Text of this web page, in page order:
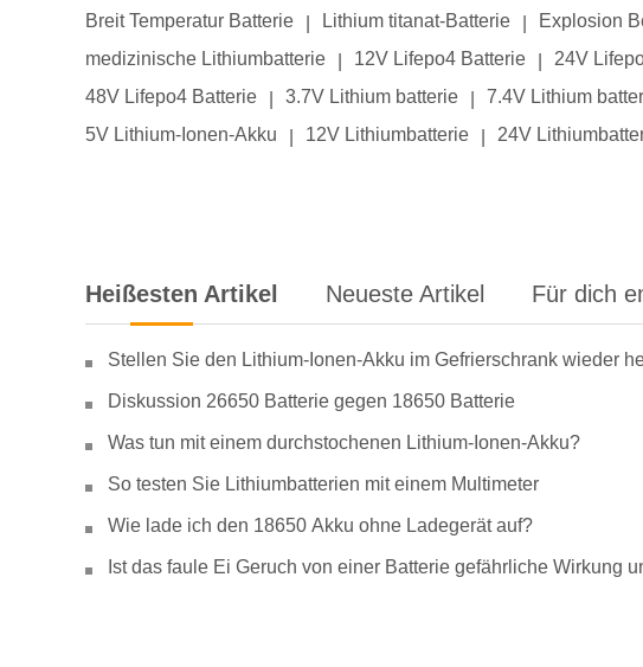
Breit Temperatur Batterie
Lithium titanat-Batterie Explosion
medizinische Lithiumbatterie
12V Lifepo4 Batterie 24V
48V Lifepo4 Batterie
3.7V Lithium batterie 7.4V Lithium
5V Lithium-Ionen-Akku
12V Lithiumbatterie 24V
Heißesten Artikel Neueste Artikel Für dich
Stellen Sie den Lithium-Ionen-Akku im Gefrierschrank wieder
Diskussion 26650 Batterie gegen 18650 Batterie
Was tun mit einem durchstochenen Lithium-Ionen-Akku?
So testen Sie Lithiumbatterien mit einem Multimeter
Wie lade ich den 18650 Akku ohne Ladegerät auf?
Ist das faule Ei Geruch von einer Batterie gefährliche Wirkung